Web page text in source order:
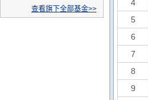
查看旗下全部基金>>
4
5
6
7
8
9